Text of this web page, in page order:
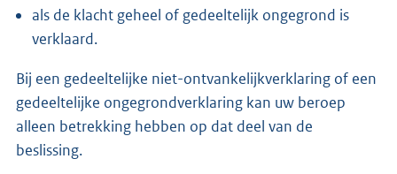
als de klacht geheel of gedeeltelijk ongegrond is
verklaard.
Bij een gedeeltelijke niet-ontvankelijkverklaring of een
gedeeltelijke ongegrondverklaring kan uw beroep
alleen betrekking hebben op dat deel van de
beslissing.